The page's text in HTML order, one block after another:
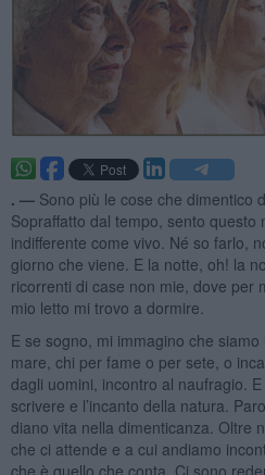
. — Sono più le cose che dimentico
Sopraffatto dal tempo, sento questo
indifferente come vivo. Né so farlo,
giorno che viene. E la notte, oh! la
ricorrenti di case non mie, dove per
mio letto mi trovo a dormire.
E se sogno, mi immagino che
mare, chi per fame o per sete, o
dagli uomini, incontro al naufragio.
scrivere e l’incanto della natura.
diano vita nella dimenticanza. Oltre
che ci attende e a cui andiamo
che è quello che conta. Ci sono